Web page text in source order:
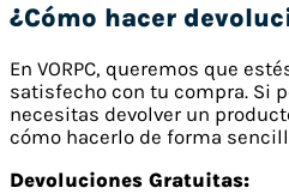
¿Cómo hacer
En VORPC, queremos que
satisfecho con tu compra. Si
necesitas devolver un
cómo hacerlo de forma
Devoluciones Gratuitas: